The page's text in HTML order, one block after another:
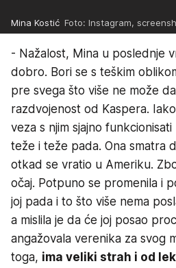
Mina Kostić Foto: Instagram,
- Nažalost, Mina u poslednje
dobro. Bori se s teškim
pre svega što više ne može
razdvojenost od Kaspera.
veza s njim sjajno
teže i teže pada. Ona smatra
otkad se vratio u Ameriku.
očaj. Potpuno se promenila i
joj pada i to što više nema
a mislila je da će joj posao
angažovala verenika za svog
toga, ima veliki strah i od